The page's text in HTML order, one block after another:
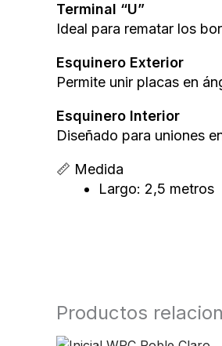
Terminal “U”
Ideal para rematar los
Esquinero Exterior
Permite unir placas en
Esquinero Interior
Diseñado para uniones
📏 Medida
Largo: 2,5 metros
Productos